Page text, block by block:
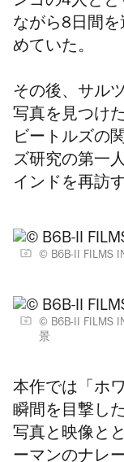
ながら8日間
めていた。
その後、 サル
写真を見つけ
ビートルズの
ズ研究の第一
インドを再訪す
© B6B-II FILMS
© B6B-II FILMS
景
本作では「ホ
瞬間を目撃し
写真と映像と
ーマンのナレ